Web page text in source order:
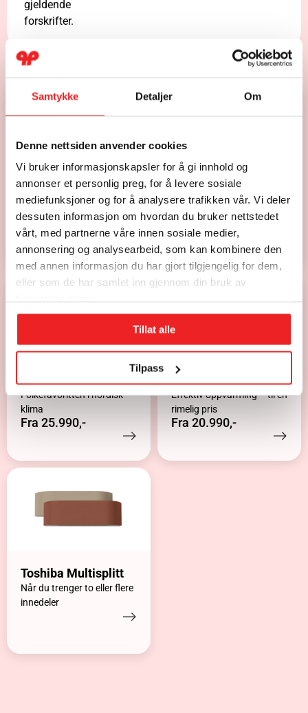
Samtykke Detaljer Om
Denne nettsiden anvender cookies
Vi bruker informasjonskapsler for å gi innhold og
annonser et personlig preg, for å levere sosiale
mediefunksjoner og for å analysere trafikken vår. Vi deler
dessuten informasjon om hvordan du bruker nettstedet
vårt, med partnerne våre innen sosiale medier,
annonsering og analysearbeid, som kan kombinere den
med annen informasjon du har gjort tilgjengelig for dem,
eller som de har samlet inn gjennom din bruk av
Tillat alle
Tilpass
gjeldende
forskrifter.
Våre produkter fra Toshiba
Toshiba Ask
Toppmodellen i
designklassen
Fra 35.490,-
Toshiba Signatur
Når utseende teller
Fra 29.500,-
Toshiba Polar
Folkefavoritten i nordisk
klima
Fra 25.990,-
Toshiba Seiya
Effektiv oppvarming – til en
rimelig pris
Fra 20.990,-
Toshiba Multisplitt
Når du trenger to eller flere
innedeler